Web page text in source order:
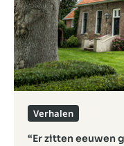
“Er zitten eeuwen
Verhalen